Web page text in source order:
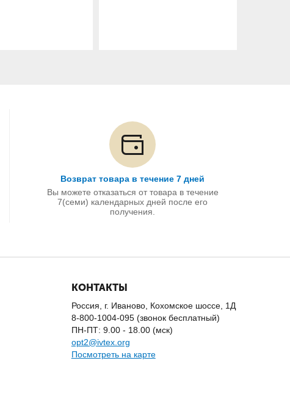
Возврат товара в течение 7 дней
Вы можете отказаться от товара в течение
7(семи) календарных дней после его
получения.
КОНТАКТЫ
Россия, г. Иваново, Кохомское шоссе, 1Д
8-800-1004-095 (звонок бесплатный)
ПН-ПТ: 9.00 - 18.00 (мск)
opt2@ivtex.org
Посмотреть на карте